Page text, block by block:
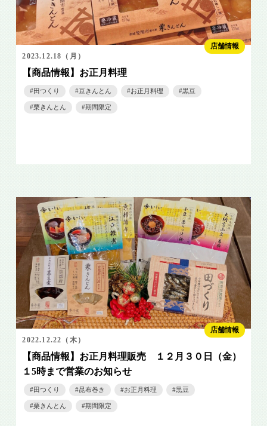
店舗情報
2023.12.18（月）
【商品情報】お正月料理
田つくり 豆きんとん お正月料理 黒豆
栗きんとん 期間限定
店舗情報
2022.12.22（木）
【商品情報】お正月料理販売 １２月３０日（金）
１5時まで営業のお知らせ
田つくり 昆布巻き お正月料理 黒豆
栗きんとん 期間限定